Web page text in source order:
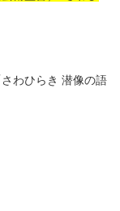
わひらき 潜像の語